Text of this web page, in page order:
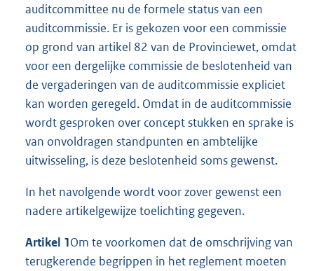
auditcommittee nu de formele status van een
auditcommissie. Er is gekozen voor een commissie
op grond van artikel 82 van de Provinciewet, omdat
voor een dergelijke commissie de beslotenheid van
de vergaderingen van de auditcommissie expliciet
kan worden geregeld. Omdat in de auditcommissie
wordt gesproken over concept stukken en sprake is
van onvoldragen standpunten en ambtelijke
uitwisseling, is deze beslotenheid soms gewenst.
In het navolgende wordt voor zover gewenst een
nadere artikelgewijze toelichting gegeven.
Artikel 1Om te voorkomen dat de omschrijving van
terugkerende begrippen in het reglement moeten